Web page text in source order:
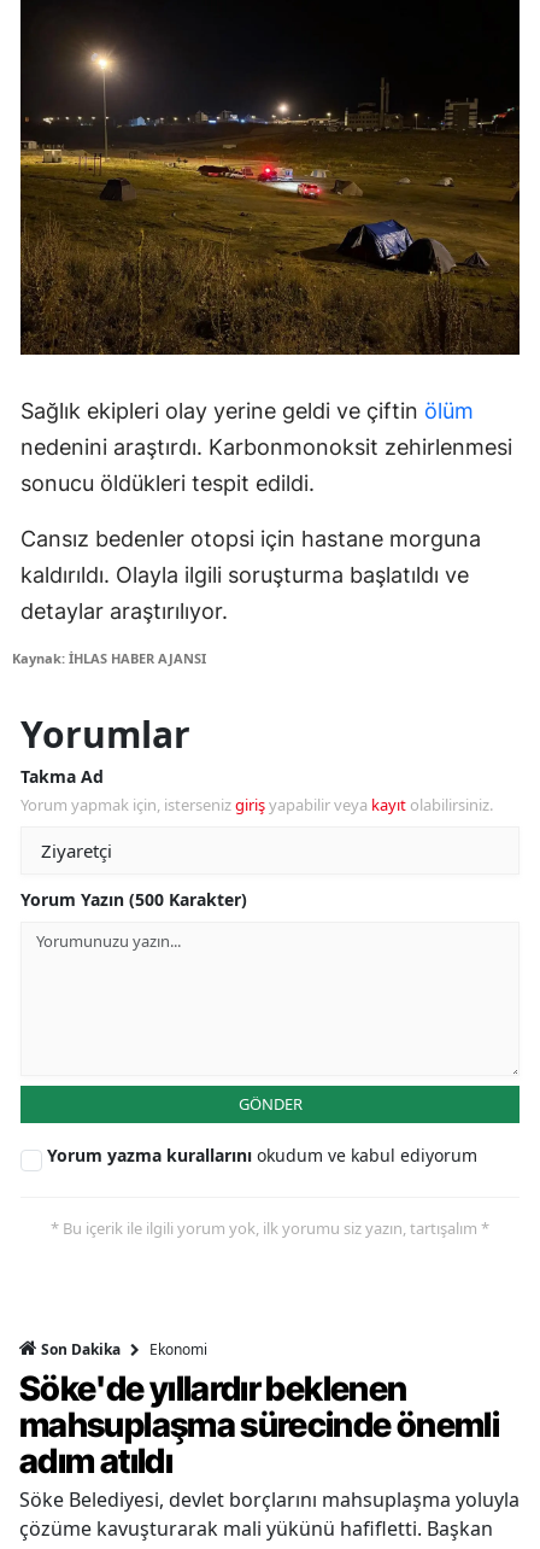
Sağlık ekipleri olay yerine geldi ve çiftin ölüm
nedenini araştırdı. Karbonmonoksit zehirlenmesi
sonucu öldükleri tespit edildi.
Cansız bedenler otopsi için hastane morguna
kaldırıldı. Olayla ilgili soruşturma başlatıldı ve
detaylar araştırılıyor.
Kaynak: İHLAS HABER AJANSI
Yorumlar
Takma Ad
Yorum yapmak için, istersenizgirişyapabilir veya kayıt olabilirsiniz.
Yorum Yazın (500 Karakter)
GÖNDER
Yorum yazma kurallarını okudum ve kabul ediyorum
* Bu içerik ile ilgili yorum yok, ilk yorumu siz yazın, tartışalım *
Son Dakika Ekonomi
Söke'de yıllardır beklenen
mahsuplaşma sürecinde önemli
adım atıldı
Söke Belediyesi, devlet borçlarını mahsuplaşma yoluyla
çözüme kavuşturarak mali yükünü hafifletti. Başkan